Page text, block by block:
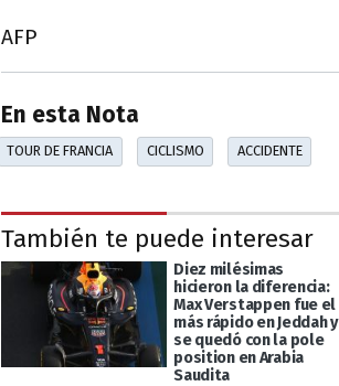
AFP
En esta Nota
TOUR DE FRANCIA CICLISMO ACCIDENTE
También te puede interesar
Diez milésimas
hicieron la diferencia:
Max Verstappen fue el
más rápido en Jeddah y
se quedó con la pole
position en Arabia
Saudita